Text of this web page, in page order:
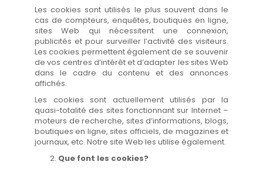
Les cookies sont utilisés le plus souvent dans le
cas de compteurs, enquêtes, boutiques en ligne,
sites Web qui nécessitent une connexion,
publicités et pour surveiller l’activité des visiteurs.
Les cookies permettent également de se souvenir
de vos centres d’intérêt et d’adapter les sites Web
dans le cadre du contenu et des annonces
affichés.
Les cookies sont actuellement utilisés par la
quasi-totalité des sites fonctionnant sur Internet –
moteurs de recherche, sites d’informations, blogs,
boutiques en ligne, sites officiels, de magazines et
journaux, etc. Notre site Web les utilise également.
Que font les cookies?